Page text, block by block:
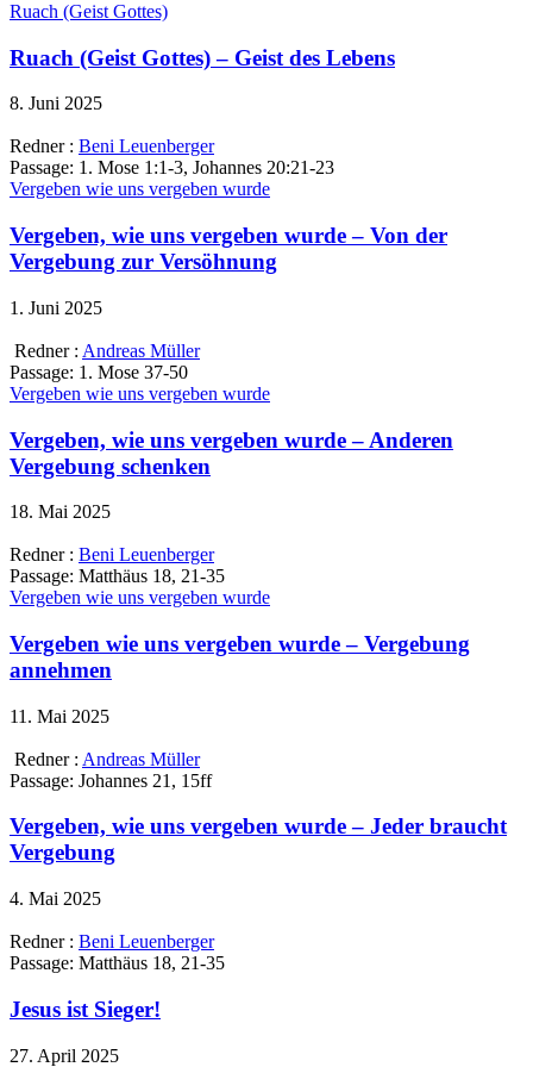
Ruach (Geist Gottes)
Ruach (Geist Gottes) – Geist des Lebens
8. Juni 2025
Redner : Beni Leuenberger
Passage: 1. Mose 1:1-3, Johannes 20:21-23
Vergeben wie uns vergeben wurde
Vergeben, wie uns vergeben wurde – Von der
Vergebung zur Versöhnung
1. Juni 2025
Redner : Andreas Müller
Passage: 1. Mose 37-50
Vergeben wie uns vergeben wurde
Vergeben, wie uns vergeben wurde – Anderen
Vergebung schenken
18. Mai 2025
Redner : Beni Leuenberger
Passage: Matthäus 18, 21-35
Vergeben wie uns vergeben wurde
Vergeben wie uns vergeben wurde – Vergebung
annehmen
11. Mai 2025
Redner : Andreas Müller
Passage: Johannes 21, 15ff
Vergeben, wie uns vergeben wurde – Jeder braucht
Vergebung
4. Mai 2025
Redner : Beni Leuenberger
Passage: Matthäus 18, 21-35
Jesus ist Sieger!
27. April 2025